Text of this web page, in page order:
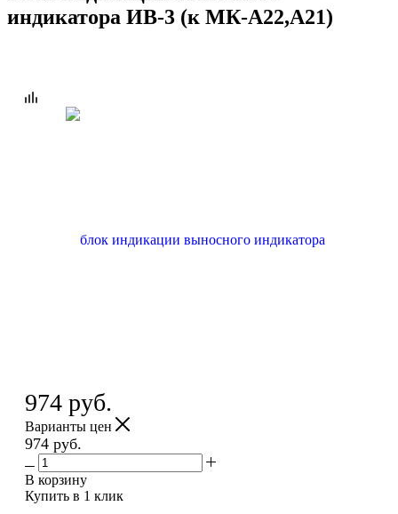
индикатора ИВ-3 (к МК-А22,А21)
974 руб.
Варианты цен
974 руб.
В корзину
Купить в 1 клик